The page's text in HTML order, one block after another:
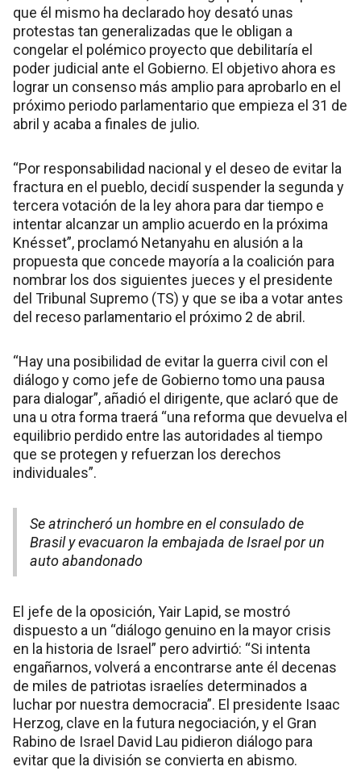
que él mismo ha declarado hoy desató unas
protestas tan generalizadas que le obligan a
congelar el polémico proyecto que debilitaría el
poder judicial ante el Gobierno. El objetivo ahora es
lograr un consenso más amplio para aprobarlo en el
próximo periodo parlamentario que empieza el 31 de
abril y acaba a finales de julio.
“Por responsabilidad nacional y el deseo de evitar la
fractura en el pueblo, decidí suspender la segunda y
tercera votación de la ley ahora para dar tiempo e
intentar alcanzar un amplio acuerdo en la próxima
Knésset”, proclamó Netanyahu en alusión a la
propuesta que concede mayoría a la coalición para
nombrar los dos siguientes jueces y el presidente
del Tribunal Supremo (TS) y que se iba a votar antes
del receso parlamentario el próximo 2 de abril.
“Hay una posibilidad de evitar la guerra civil con el
diálogo y como jefe de Gobierno tomo una pausa
para dialogar”, añadió el dirigente, que aclaró que de
una u otra forma traerá “una reforma que devuelva el
equilibrio perdido entre las autoridades al tiempo
que se protegen y refuerzan los derechos
individuales”.
Se atrincheró un hombre en el consulado de
Brasil y evacuaron la embajada de Israel por un
auto abandonado
El jefe de la oposición, Yair Lapid, se mostró
dispuesto a un “diálogo genuino en la mayor crisis
en la historia de Israel” pero advirtió: “Si intenta
engañarnos, volverá a encontrarse ante él decenas
de miles de patriotas israelíes determinados a
luchar por nuestra democracia”. El presidente Isaac
Herzog, clave en la futura negociación, y el Gran
Rabino de Israel David Lau pidieron diálogo para
evitar que la división se convierta en abismo.